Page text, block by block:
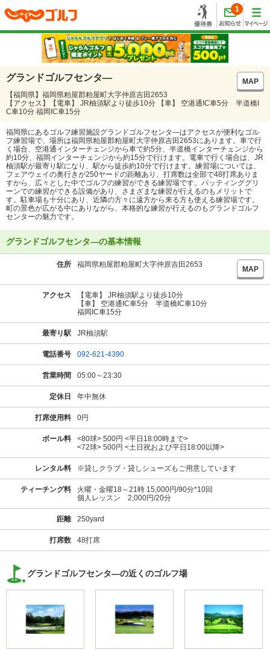
1
グランドゴルフセンタ―
MAP
【福岡県】福岡県粕屋郡粕屋町大字仲原吉田2653
【アクセス】【電車】 JR柚須駅より徒歩10分 【車】 空港通IC車5分 半道橋I
C車10分 福岡IC車15分
福岡県にあるゴルフ練習施設グランドゴルフセンタ―はアクセスが便利なゴル
フ練習場で、場所は福岡県粕屋郡粕屋町大字仲原吉田2653にあります。車で行
く場合、空港通インターチェンジから車で約5分、半道橋インターチェンジから
約10分、福岡インターチェンジから約15分で行けます。電車で行く場合は、JR
柚須駅が最寄り駅になり、駅から徒歩約10分で行けます。練習場については、
フェアウェイの奥行きが250ヤードの距離あり、打席数は全部で48打席ありま
すから、広々とした中でゴルフの練習ができる練習場です。パッティンググリ
ーンでの練習ができる設備があり、さまざまな練習が行えるのもメリットで
す。駐車場も十分にあり、近隣の方々に遠方から来る方も使える練習場です。
町の景色が広がる中にありながら、本格的な練習が行えるのもグランドゴルフ
センターの魅力です。
グランドゴルフセンタ―の基本情報
住所 福岡県粕屋郡粕屋町大字仲原吉田2653
MAP
アクセス
【電車】 JR柚須駅より徒歩10分
【車】 空港通IC車5分 半道橋IC車10分
福岡IC車15分
最寄り駅 JR柚須駅
電話番号 092-621-4390
営業時間 05:00～23:30
定休日 年中無休
打席使用料 0円
ボール料
<80球> 500円 <平日18:00時まで>
<72球> 500円 <土日祝および平日18:00以降>
レンタル料 ※貸しクラブ・貸しシューズもご用意しています
ティーチング料
火曜・金曜18～21時 15,000円/90分*10回
個人レッスン 2,000円/20分
距離 250yard
打席数 48打席
グランドゴルフセンタ―の近くのゴルフ場